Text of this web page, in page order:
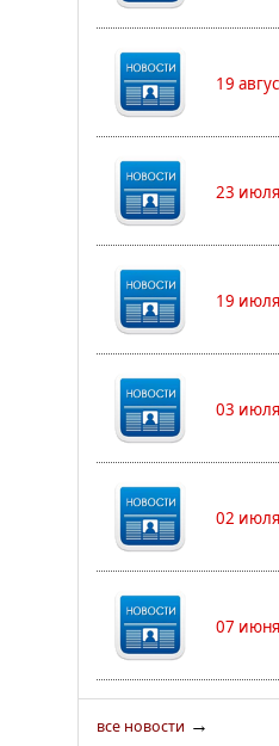
19
23
19
03
02
07
все новости →